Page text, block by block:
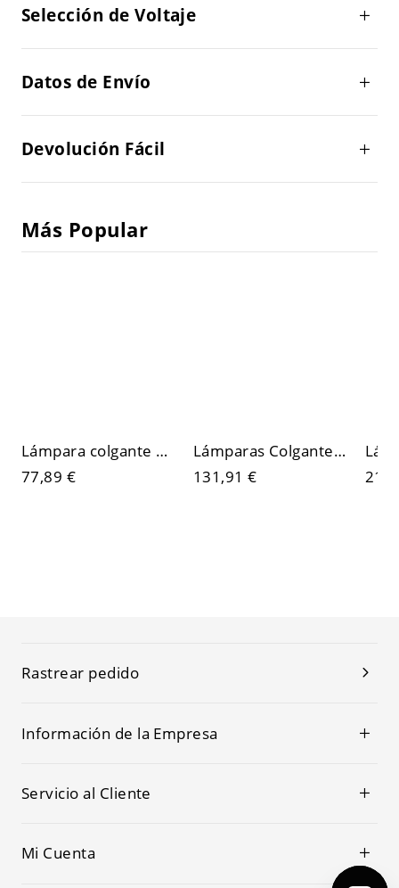
Selección de Voltaje
Datos de Envío
Devolución Fácil
Más Popular
Lámpara colgante de estilo moderno con múltiples luces para escaleras, sala de estar y comedor
77,89 €
Lámparas Colgantes Modernas con Pantalla de Vidrio, Luminarias de Colores Múltiples
131,91 €
Rastrear pedido
Información de la Empresa
Servicio al Cliente
Mi Cuenta